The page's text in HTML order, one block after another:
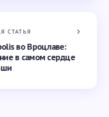
СТАТЬЯ
во Вроцлаве:
в самом сердце